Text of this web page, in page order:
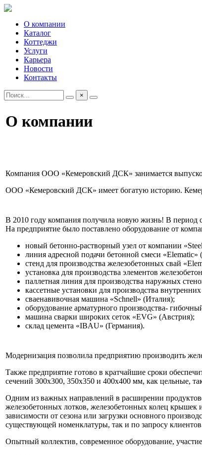
О компании
Каталог
Коттеджи
Услуги
Карьера
Новости
Контакты
×
О компании
Компания ООО «Кемеровский ДСК» занимается
ООО «Кемеровский ДСК» имеет богатую историю.
В 2010 году компания получила новую жизнь! В период
На предприятие было поставлено оборудование от
новый бетонно-растворный узел от компании
линия адресной подачи бетонной смеси
стенд для производства железобетонных свай
установка для производства элементов
паллетная линия для производства наружных
кассетные установки для производства
сваенавивочная машина «Schnell» (Италия);
оборудование арматурного производства-
машина сварки широких сеток «EVG» (Австрия);
склад цемента «IBAU» (Германия).
Модернизация позволила предприятию производить
Также предприятие готово в кратчайшие сроки
сечений 300х300, 350х350 и 400х400 мм, как цельные,
Одним из важных направлений в расширении
железобетонных лотков, железобетонных колец крышек
зависимости от сезона или загрузки основного
существующей номенклатуры, так и по запросу
Опытный коллектив, современное оборудование,